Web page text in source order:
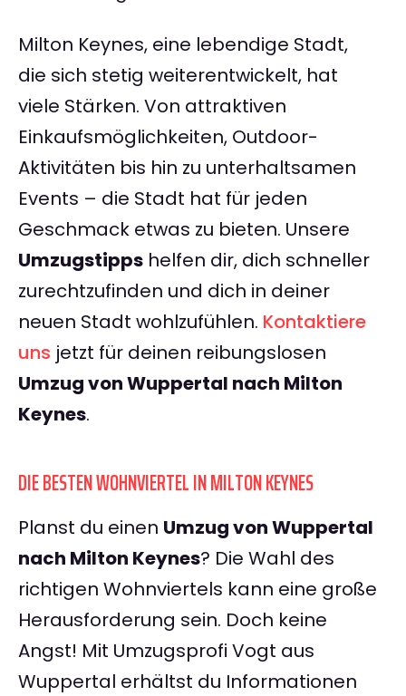
Milton Keynes, eine lebendige Stadt,
die sich stetig weiterentwickelt, hat
viele Stärken. Von attraktiven
Einkaufsmöglichkeiten, Outdoor-
Aktivitäten bis hin zu unterhaltsamen
Events – die Stadt hat für jeden
Geschmack etwas zu bieten. Unsere
Umzugstipps helfen dir, dich schneller
zurechtzufinden und dich in deiner
neuen Stadt wohlzufühlen. Kontaktiere
uns jetzt für deinen reibungslosen
Umzug von Wuppertal nach Milton
Keynes.
DIE BESTEN WOHNVIERTEL IN MILTON KEYNES
Planst du einen Umzug von Wuppertal
nach Milton Keynes? Die Wahl des
richtigen Wohnviertels kann eine große
Herausforderung sein. Doch keine
Angst! Mit Umzugsprofi Vogt aus
Wuppertal erhältst du Informationen